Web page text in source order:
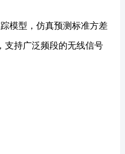
模型，仿真预测标准方差
支持广泛频段的无线信号